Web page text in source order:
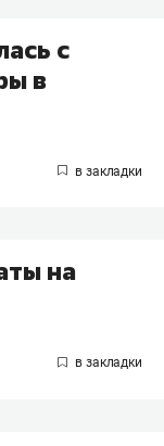
с
в
на